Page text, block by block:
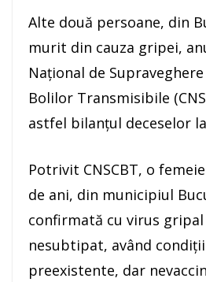
Alte două persoane, din
murit din cauza gripei,
Naţional de
Bolilor Transmisibile
astfel bilanţul deceselor
Potrivit CNSCBT, o
de ani, din municipiul
confirmată cu virus
nesubtipat, având
preexistente, dar